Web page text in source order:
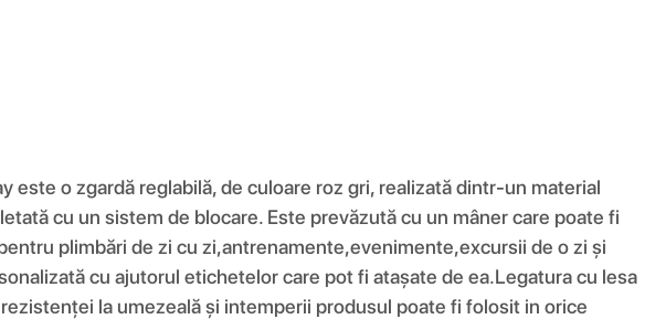
o zgardă reglabilă, de culoare roz gri, realizată dintr-un material
cu un sistem de blocare. Este prevăzută cu un mâner care poate fi
plimbări de zi cu zi,antrenamente,evenimente,excursii de o zi și
cu ajutorul etichetelor care pot fi atașate de ea.Legatura cu lesa
la umezeală și intemperii produsul poate fi folosit in orice